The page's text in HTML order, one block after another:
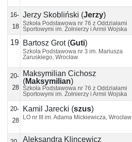
16-
18
Jerzy Skobliński (Jerzy)
Szkoła Podstawowa nr 76 z Oddziałami
Sportowymi im. Żołnierzy i Armii Wojska
Polskiego, Wrocław
19 Bartosz Grot(Guti)
Szkoła Podstawowa nr 3 im. Mariusza
Zaruskiego, Wrocław
20-
28
Maksymilian Cichosz
(Maksymilian)
Szkoła Podstawowa nr 76 z Oddziałami
Sportowymi im. Żołnierzy i Armii Wojska
Polskiego, Wrocław
20-
28
Kamil Jarecki (szus)
LO nr III im. Adama Mickiewicza, Wrocław
Aleksandra Klincewicz